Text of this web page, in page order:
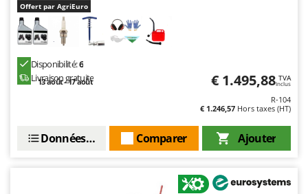
Offert par AgriEuro
Disponibilité:6
Livraison gratuite
13 août - 17 août € 1.495,88 TVA
Inclus
R-104
€ 1.246,57 Hors taxes (HT)
Ajouter
Comparer
Données techniques